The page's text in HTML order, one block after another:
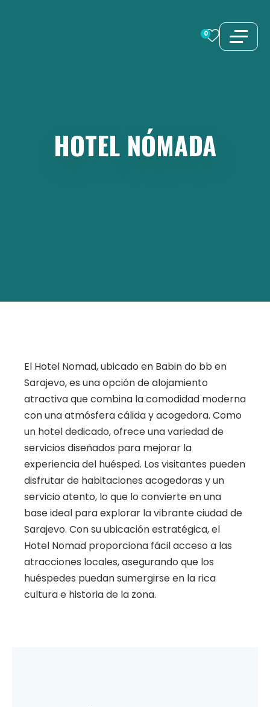
0
HOTEL NÓMADA
El Hotel Nomad, ubicado en Babin do bb en
Sarajevo, es una opción de alojamiento
atractiva que combina la comodidad moderna
con una atmósfera cálida y acogedora. Como
un hotel dedicado, ofrece una variedad de
servicios diseñados para mejorar la
experiencia del huésped. Los visitantes pueden
disfrutar de habitaciones acogedoras y un
servicio atento, lo que lo convierte en una
base ideal para explorar la vibrante ciudad de
Sarajevo. Con su ubicación estratégica, el
Hotel Nomad proporciona fácil acceso a las
atracciones locales, asegurando que los
huéspedes puedan sumergirse en la rica
cultura e historia de la zona.